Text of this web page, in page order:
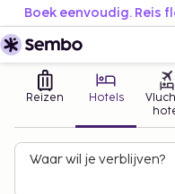
Boek eenvoudig. Reis
Reizen Hotels
Waar wil je verblijven?